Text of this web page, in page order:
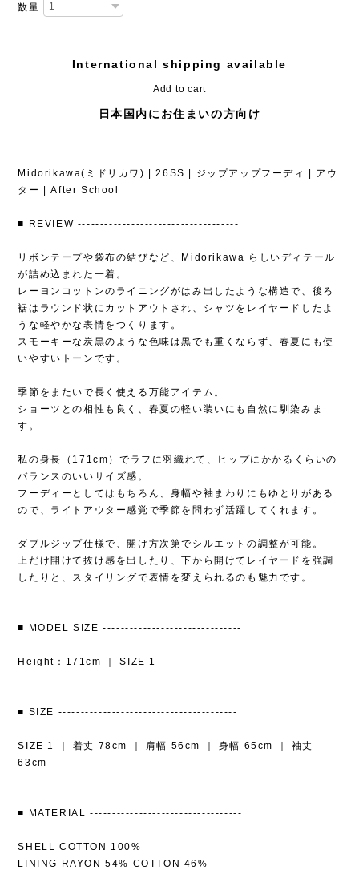
数量
International shipping available
Add to cart
日本国内にお住まいの方向け
Midorikawa(ミドリカワ) | 26SS | ジップアップフーディ | アウ
ター | After School
■ REVIEW ------------------------------------
リボンテープや袋布の結びなど、Midorikawa らしいディテール
が詰め込まれた一着。
レーヨンコットンのライニングがはみ出したような構造で、後ろ
裾はラウンド状にカットアウトされ、シャツをレイヤードしたよ
うな軽やかな表情をつくります。
スモーキーな炭黒のような色味は黒でも重くならず、春夏にも使
いやすいトーンです。
季節をまたいで長く使える万能アイテム。
ショーツとの相性も良く、春夏の軽い装いにも自然に馴染みま
す。
私の身長（171cm）でラフに羽織れて、ヒップにかかるくらいの
バランスのいいサイズ感。
フーディーとしてはもちろん、身幅や袖まわりにもゆとりがある
ので、ライトアウター感覚で季節を問わず活躍してくれます。
ダブルジップ仕様で、開け方次第でシルエットの調整が可能。
上だけ開けて抜け感を出したり、下から開けてレイヤードを強調
したりと、スタイリングで表情を変えられるのも魅力です。
■ MODEL SIZE -------------------------------
Height：171cm ｜ SIZE 1
■ SIZE ----------------------------------------
SIZE 1 ｜ 着丈 78cm ｜ 肩幅 56cm ｜ 身幅 65cm ｜ 袖丈
63cm
■ MATERIAL ----------------------------------
SHELL COTTON 100%
LINING RAYON 54% COTTON 46%